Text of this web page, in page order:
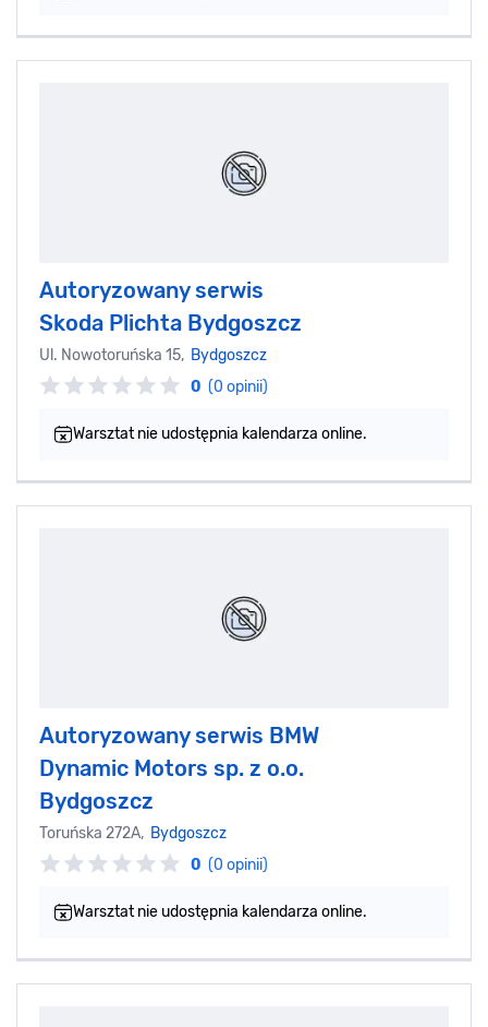
Autoryzowany serwis
Skoda Plichta Bydgoszcz
Ul. Nowotoruńska 15, Bydgoszcz
0 (0 opinii)
Warsztat nie udostępnia kalendarza online.
Autoryzowany serwis BMW
Dynamic Motors sp. z o.o.
Bydgoszcz
Toruńska 272A, Bydgoszcz
0 (0 opinii)
Warsztat nie udostępnia kalendarza online.